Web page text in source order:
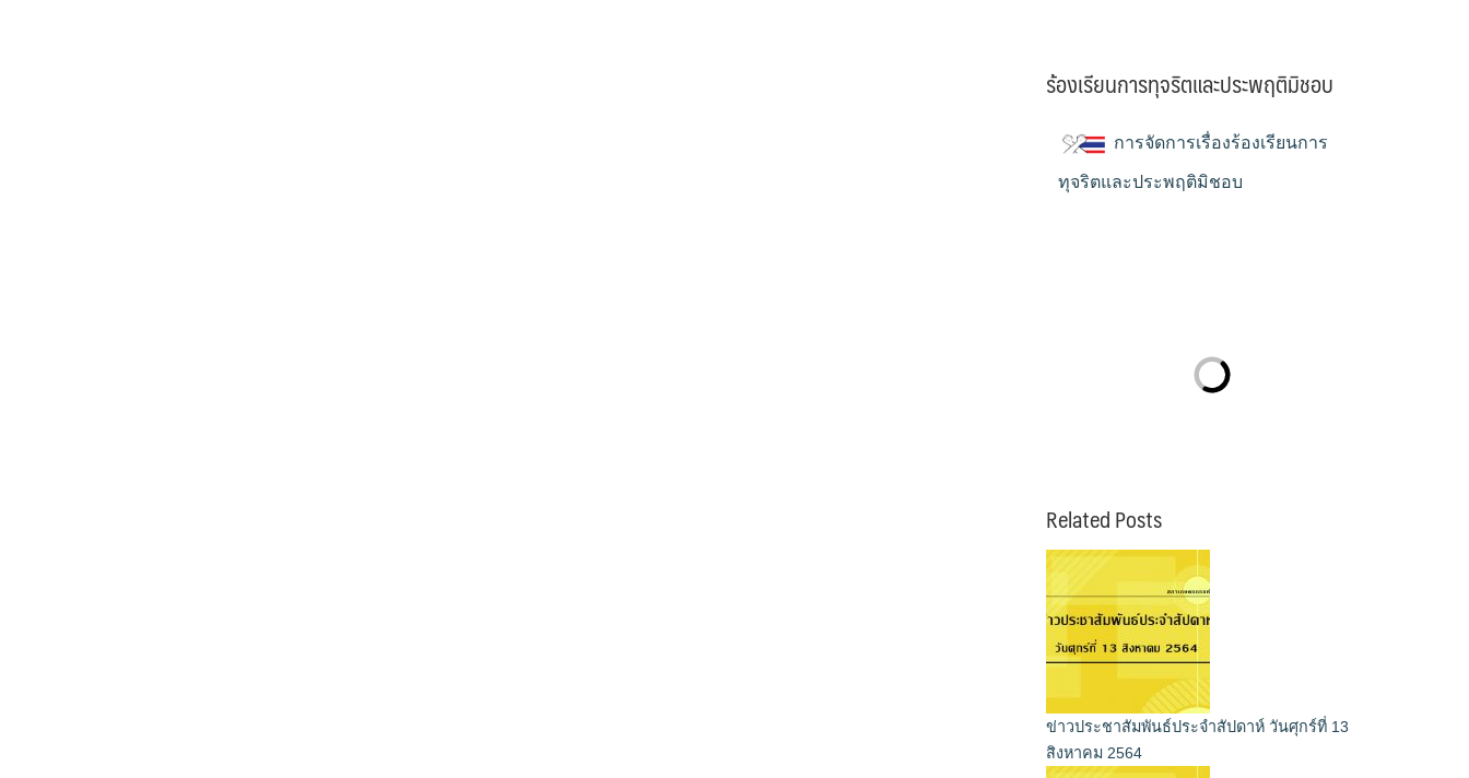
ร้องเรียนการทุจริตและประพฤติมิชอบ
การจัดการเรื่องร้องเรียนการ
ทุจริตและประพฤติมิชอบ
Related Posts
ข่าวประชาสัมพันธ์ประจำสัปดาห์ วันศุกร์ที่ 13
สิงหาคม 2564